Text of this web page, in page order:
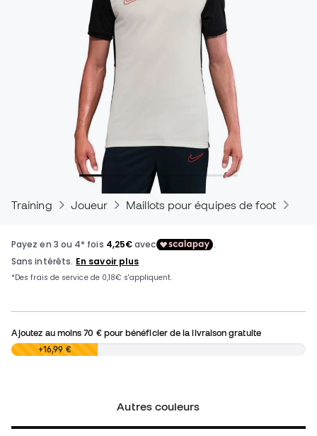
Training Joueur Maillots pour équipes de foot
Ajoutez au moins70 €pour bénéficier de la livraison gratuite
0,00 € +16,99 €
Autres couleurs